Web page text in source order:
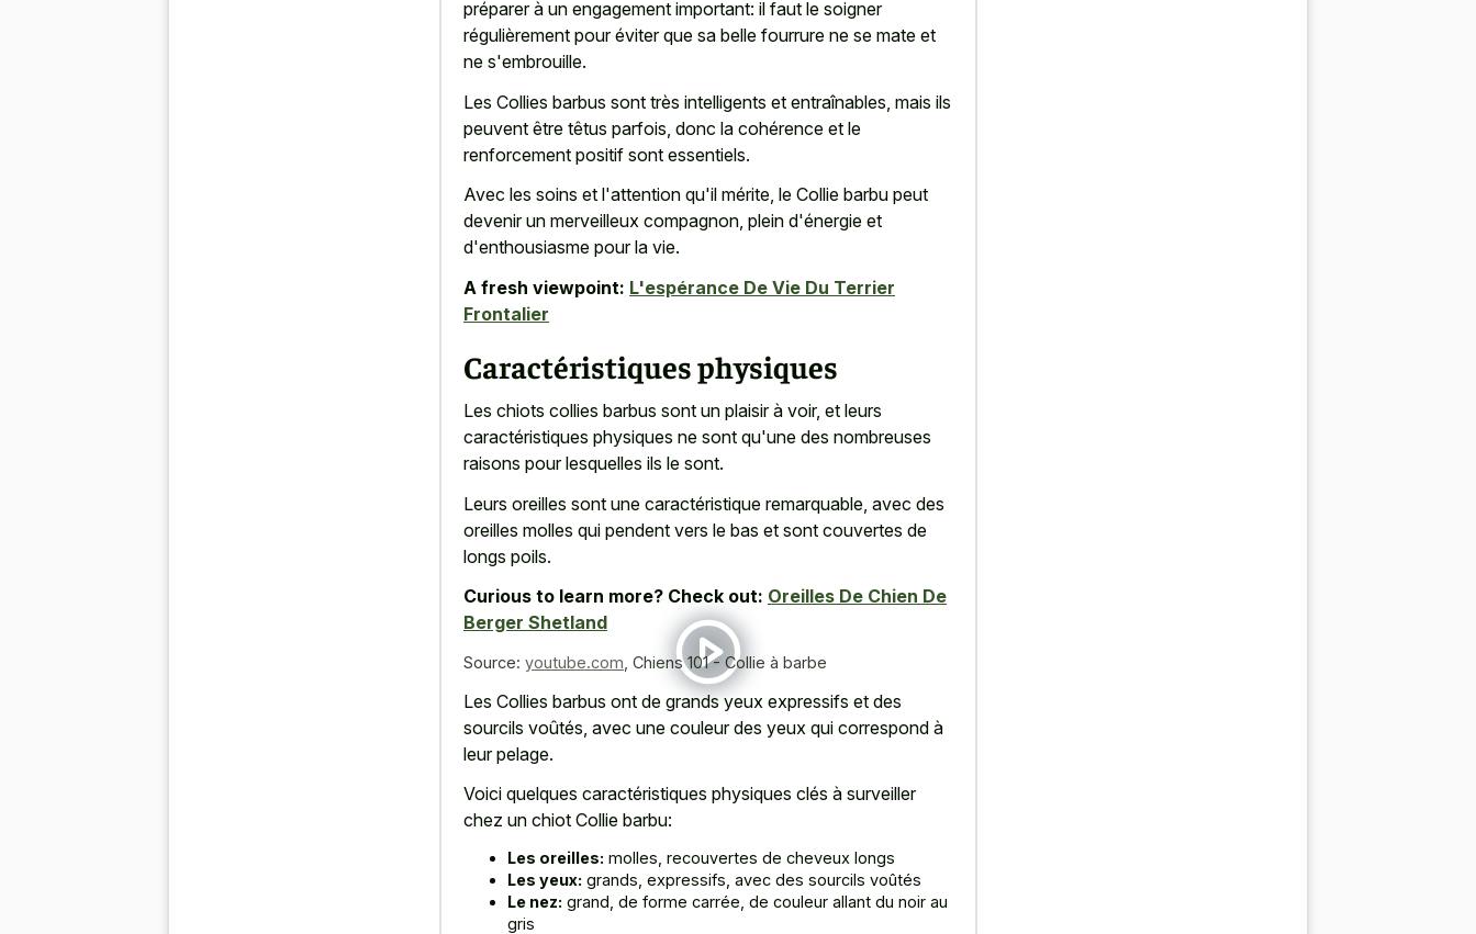
préparer à un engagement important: il faut le soigner
régulièrement pour éviter que sa belle fourrure ne se mate et
ne s'embrouille.
Les Collies barbus sont très intelligents et entraînables, mais ils
peuvent être têtus parfois, donc la cohérence et le
renforcement positif sont essentiels.
Avec les soins et l'attention qu'il mérite, le Collie barbu peut
devenir un merveilleux compagnon, plein d'énergie et
d'enthousiasme pour la vie.
A fresh viewpoint: L'espérance De Vie Du Terrier
Frontalier
Caractéristiques physiques
Les chiots collies barbus sont un plaisir à voir, et leurs
caractéristiques physiques ne sont qu'une des nombreuses
raisons pour lesquelles ils le sont.
Leurs oreilles sont une caractéristique remarquable, avec des
oreilles molles qui pendent vers le bas et sont couvertes de
longs poils.
Curious to learn more? Check out: Oreilles De Chien De
Berger Shetland
Source: youtube.com Chiens 101 - Collie à barbe
Les Collies barbus ont de grands yeux expressifs et des
sourcils voûtés, avec une couleur des yeux qui correspond à
leur pelage.
Voici quelques caractéristiques physiques clés à surveiller
chez un chiot Collie barbu:
Les oreilles: molles, recouvertes de cheveux longs
Les yeux: grands, expressifs, avec des sourcils voûtés
Le nez: grand, de forme carrée, de couleur allant du noir au
gris